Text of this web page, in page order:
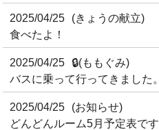
2025/04/25
(きょうの献立)
食べたよ！
2025/04/25 🔒(ももぐみ)
バスに乗って行ってきました。
2025/04/25
(お知らせ)
どんどんルーム5月予定表です